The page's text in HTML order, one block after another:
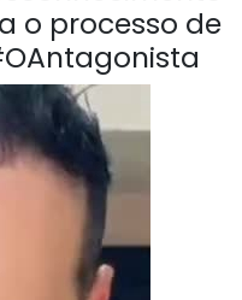
o processo de